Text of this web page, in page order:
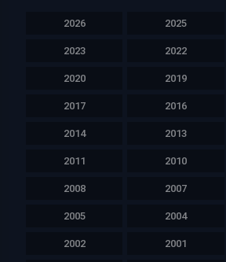
2026 2025
2023 2022
2020 2019
2017 2016
2014 2013
2011 2010
2008 2007
2005 2004
2002 2001